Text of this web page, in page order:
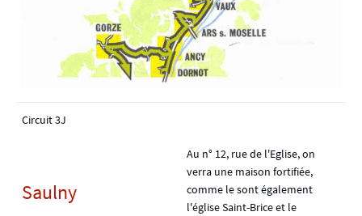
Circuit 3J
Saulny
Au n° 12, rue de l'Eglise, on
verra une maison fortifiée,
comme le sont également
l'église Saint-Brice et le